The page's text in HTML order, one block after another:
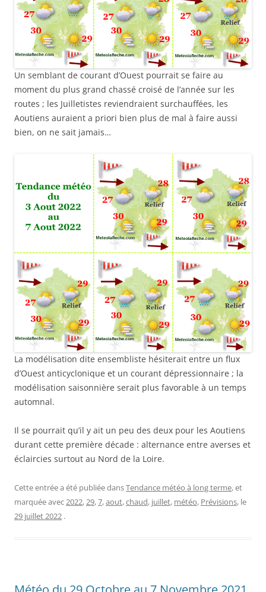
Un semblant de courant d’Ouest pourrait se faire au
moment du plus grand chassé croisé de l’année sur les
routes ; les Juilletistes reviendraient surchauffées, les
Aoutiens auraient a priori bien plus de mal à faire aussi
bien, on ne sait jamais…
La modélisation dite ensembliste hésiterait entre un flux
d’Ouest anticyclonique et un courant dépressionnaire ; la
modélisation saisonnière serait plus favorable à un temps
automnal.
Il se pourrait qu’il y ait un peu des deux pour les Aoutiens
durant cette première décade : alternance entre averses et
éclaircies surtout au Nord de la Loire.
Cette entrée a été publiée dansTendance météo à long terme, et
marquée avec2022,29,7,aout,chaud, juillet, météo, Prévisions, le
29 juillet 2022 .